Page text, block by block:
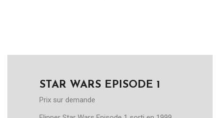
STAR WARS EPISODE 1
Prix sur demande